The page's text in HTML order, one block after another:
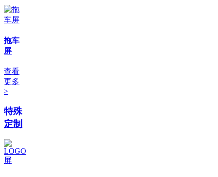
拖车
屏
查看
更多
>
特殊
定制